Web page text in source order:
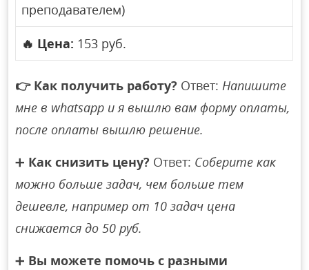
преподавателем)
🔥 Цена: 153 руб.
👉 Как получить работу? Ответ:Напишите
мне в whatsapp и я вышлю вам форму оплаты,
после оплаты вышлю решение.
➕ Как снизить цену? Ответ: Соберите как
можно больше задач, чем больше тем
дешевле, например от 10 задач цена
снижается до 50 руб.
➕ Вы можете помочь с разными